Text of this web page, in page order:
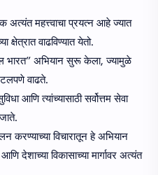
अत्यंत महत्त्वाचा प्रयत्न आहे ज्यात
क्षेत्रात वाढविण्यात येतो.
भारत” अभियान सुरू केला, ज्यामुळे
वाढते.
आणि त्यांच्यासाठी सर्वोत्तम सेवा
करण्याच्या विचारातून हे अभियान
देशाच्या विकासाच्या मार्गावर अत्यंत